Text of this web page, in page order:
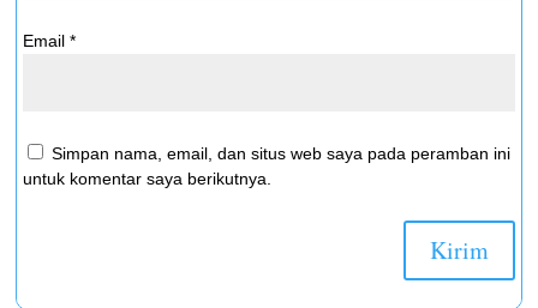
Email *
Simpan nama, email, dan situs web saya pada peramban ini
untuk komentar saya berikutnya.